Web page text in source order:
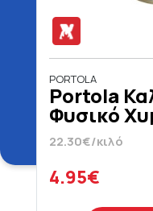
PORTOLA
Portola
Φυσικό
22.30€/κιλό
4.95€